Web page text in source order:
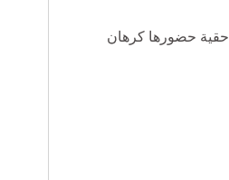
حضورها كرهان